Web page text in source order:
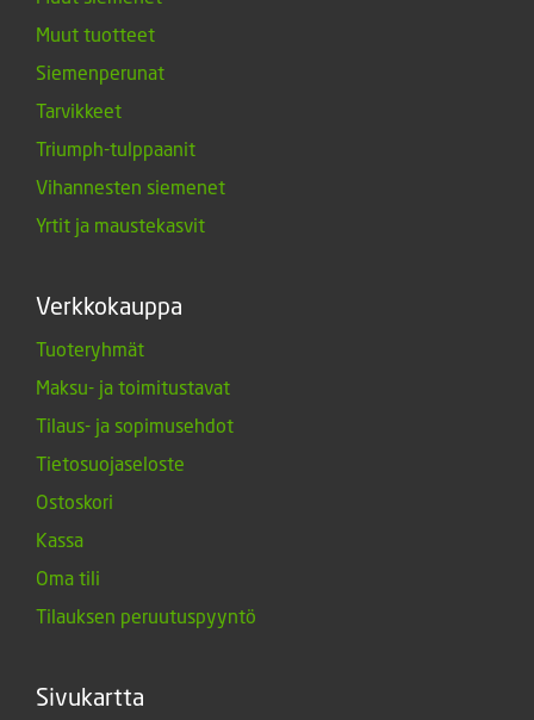
Muut tuotteet
Siemenperunat
Tarvikkeet
Triumph-tulppaanit
Vihannesten siemenet
Yrtit ja maustekasvit
Verkkokauppa
Tuoteryhmät
Maksu- ja toimitustavat
Tilaus- ja sopimusehdot
Tietosuojaseloste
Ostoskori
Kassa
Oma tili
Tilauksen peruutuspyyntö
Sivukartta